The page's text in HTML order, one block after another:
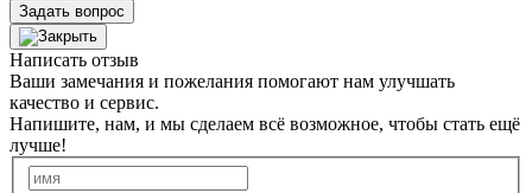
Задать вопрос
Написать отзыв
Ваши замечания и пожелания помогают нам улучшать
качество и сервис.
Напишите, нам, и мы сделаем всё возможное, чтобы стать ещё
лучше!